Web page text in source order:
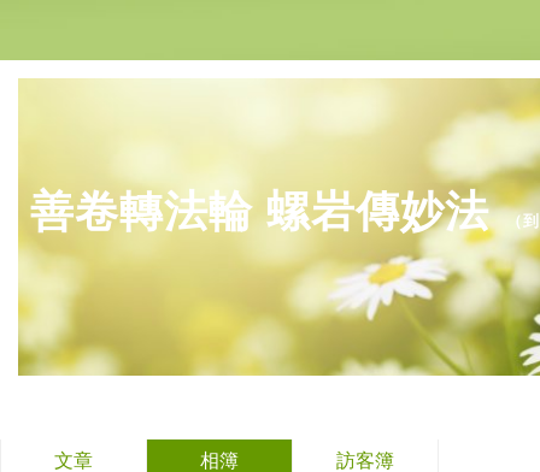
善卷轉法輪 螺岩傳妙法 （
文章 相簿 訪客簿